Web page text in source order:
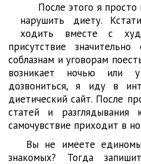
После этого я
нарушить диету.
ходить вместе с
присутствие значительно
соблазнам и уговорам
возникает ночью или
дозвониться, я иду в
диетический сайт. После
статей и разглядывания
самочувствие приходит в
Вы не имеете
знакомых? Тогда